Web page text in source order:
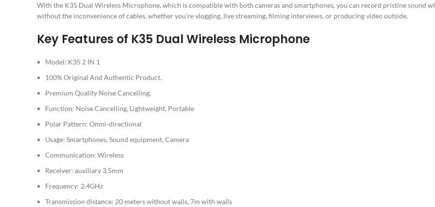
With the K35 Dual Wireless Microphone, which is compatible with both cameras and smartphones, you can record pristine sound
without the inconvenience of cables, whether you’re vlogging, live streaming, filming interviews, or producing video outside.
Key Features of K35 Dual Wireless Microphone
Model: K35 2 IN 1
100% Original And Authentic Product.
Premium Quality Noise Cancelling.
Function: Noise Cancelling, Lightweight, Portable
Polar Pattern: Omni-directional
Usage: Smartphones, Sound equipment, Camera
Communication: Wireless
Receiver: auxiliary 3.5mm
Frequency: 2.4GHz
Transmission distance: 20 meters without walls, 7m with walls